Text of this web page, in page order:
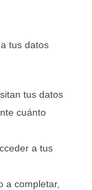
tus datos
tus datos
cuánto
a tus
a completar,